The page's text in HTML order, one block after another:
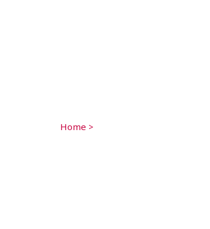
Home >